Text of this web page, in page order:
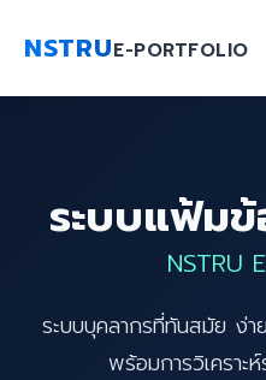
NSTRUE-PORTFOLIO
ค้นหา
งา
เกี่ย
ระบบแฟ้ม
NSTRU
ระบบบุคลากรที่ทันสมัย ง่
พร้อมการวิเคราะ